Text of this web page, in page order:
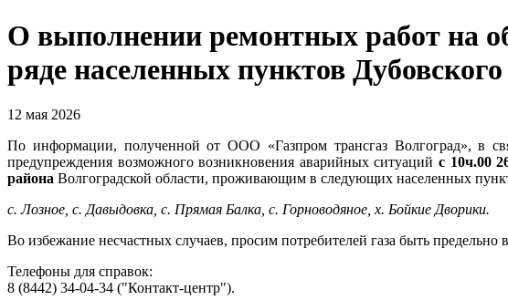
О выполнении ремонтных работ на
ряде населенных пунктов
12 мая 2026
По информации, полученной от ООО «Газпром трансгаз Волгоград», в
предупреждения возможного возникновения аварийных ситуацийс 10ч.00
района Волгоградской области, проживающим в следующих населенных
с. Лозное, с. Давыдовка, с. Прямая Балка, с. Горноводяное, х. Бойкие Дворики.
Во избежание несчастных случаев, просим потребителей газа быть
Телефоны для справок:
8 (8442) 34-04-34 ("Контакт-центр").